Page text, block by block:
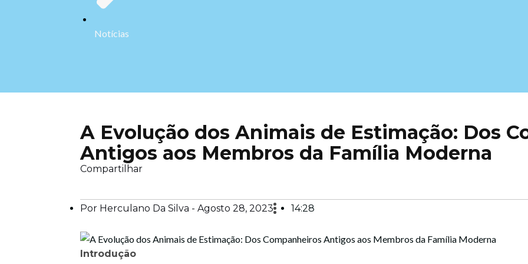
Notícias
A Evolução dos Animais de Estimação: Dos
Antigos aos Membros da Família Moderna
Compartilhar
Por Herculano Da Silva - Agosto 28, 2023 14:28
Introdução